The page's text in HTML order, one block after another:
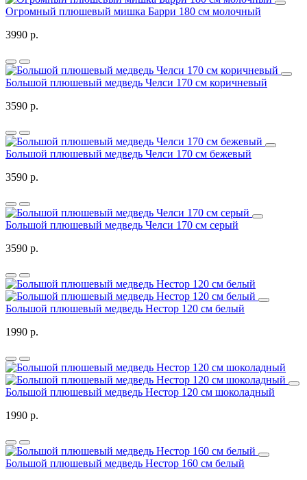
Огромный плюшевый мишка Барри 180 см молочный
3990 р.
Большой плюшевый медведь Челси 170 см коричневый
3590 р.
Большой плюшевый медведь Челси 170 см бежевый
3590 р.
Большой плюшевый медведь Челси 170 см серый
3590 р.
Большой плюшевый медведь Нестор 120 см белый
1990 р.
Большой плюшевый медведь Нестор 120 см шоколадный
1990 р.
Большой плюшевый медведь Нестор 160 см белый